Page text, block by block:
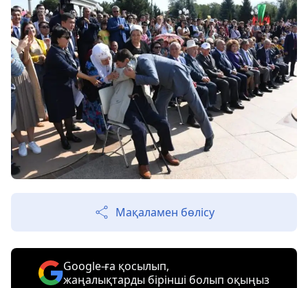
Мақаламен бөлісу
Google-ға қосылып,
жаңалықтарды бірінші болып оқыңыз